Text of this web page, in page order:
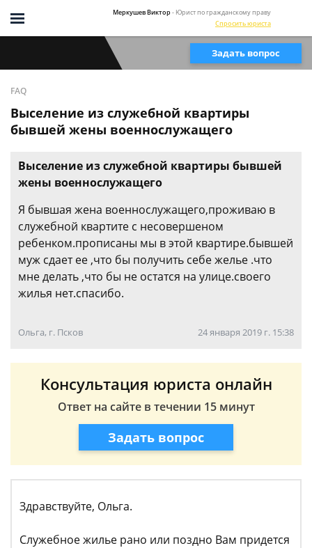
Меркушев Виктор- Юрист по гражданскому праву
Спросить юриста
Задать вопрос
FAQ
Выселение из служебной квартиры
бывшей жены военнослужащего
Выселение из служебной квартиры бывшей
жены военнослужащего
Я бывшая жена военнослужащего,проживаю в
служебной квартите с несовершеном
ребенком.прописаны мы в этой квартире.бывшей
муж сдает ее ,что бы получить себе желье .что
мне делать ,что бы не остатся на улице.своего
жилья нет.спасибо.
Ольга, г. Псков 24 января 2019 г. 15:38
Консультация юриста онлайн
Ответ на сайте в течении 15 минут
Задать вопрос
Здравствуйте, Ольга.
Служебное жилье рано или поздно Вам придется